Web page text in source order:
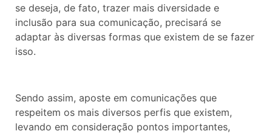
se deseja, de fato, trazer mais diversidade e
inclusão para sua comunicação, precisará se
adaptar às diversas formas que existem de se fazer
isso.
Sendo assim, aposte em comunicações que
respeitem os mais diversos perfis que existem,
levando em consideração pontos importantes,